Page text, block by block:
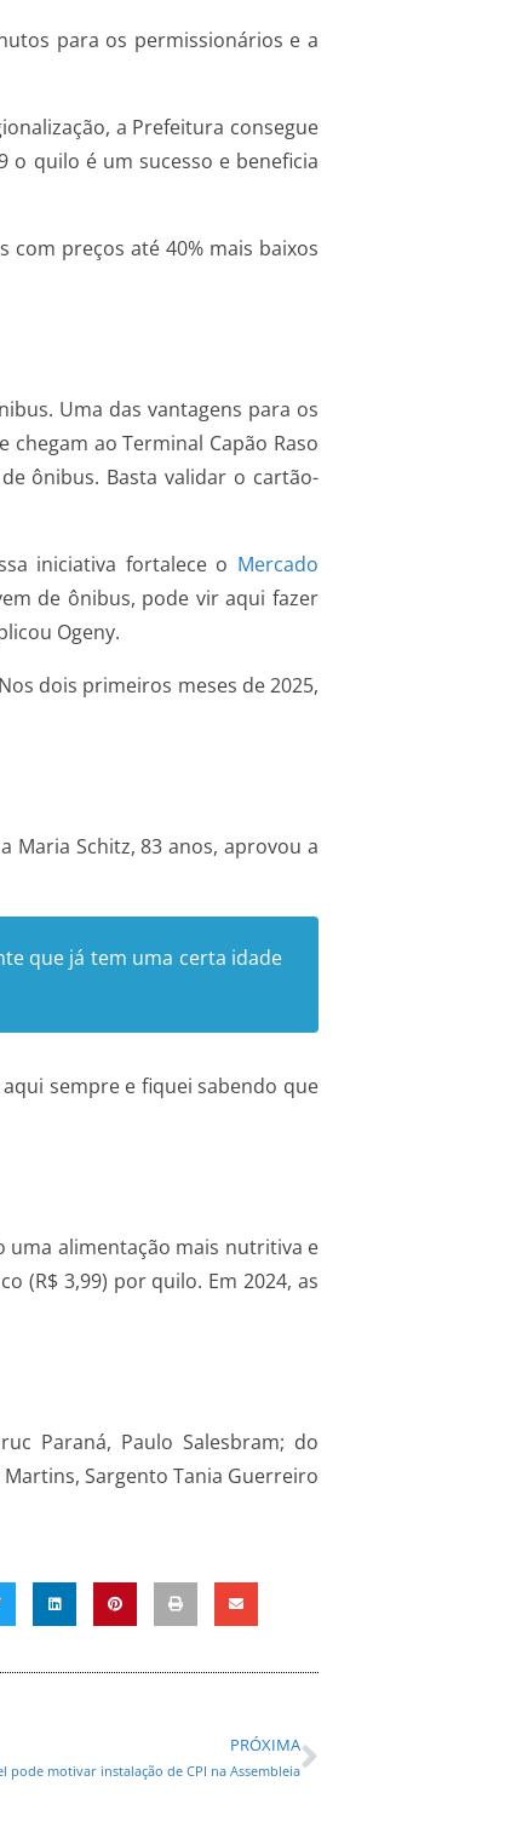
para os permissionários e a
a Prefeitura consegue
o quilo é um sucesso e beneficia
preços até 40% mais baixos
Uma das vantagens para os
ao Terminal Capão Raso
ônibus. Basta validar o cartão-
iniciativa fortalece o Mercado
de ônibus, pode vir aqui fazer
Ogeny.
dois primeiros meses de 2025,
Maria Schitz, 83 anos, aprovou a
que já tem uma certa idade
sempre e fiquei sabendo que
uma alimentação mais nutritiva e
(R$ 3,99) por quilo. Em 2024, as
Paraná, Paulo Salesbram; do
Martins, Sargento Tania Guerreiro
PRÓXIMA
motivar instalação de CPI na Assembleia